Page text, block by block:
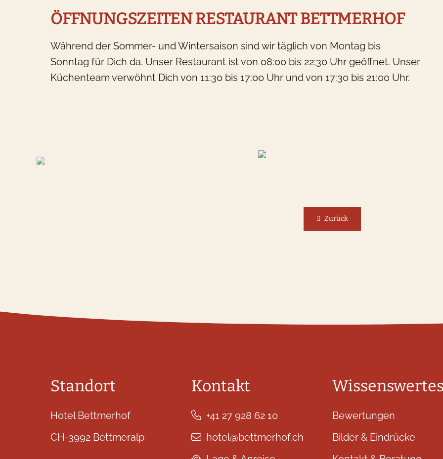
ÖFFNUNGSZEITEN RESTAURANT BETTMERHOF
Während der Sommer- und Wintersaison sind wir täglich von Montag bis
Sonntag für Dich da. Unser Restaurant ist von 08:00 bis 22:30 Uhr geöffnet. Unser
Küchenteam verwöhnt Dich von 11:30 bis 17:00 Uhr und von 17:30 bis 21:00 Uhr.
Zurück
Was möchtest Du buchen?
Gäste
Standort
Hotel Bettmerhof
CH-3992 Bettmeralp
Kontakt
+41 27 928 62 10
hotel@bettmerhof.ch
Wissenswertes
Bewertungen
Bilder & Eindrücke